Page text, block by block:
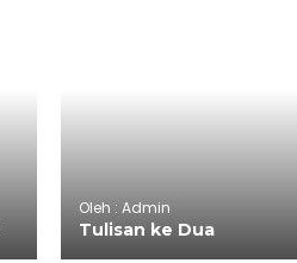
Oleh : Admin
Tulisan ke Dua